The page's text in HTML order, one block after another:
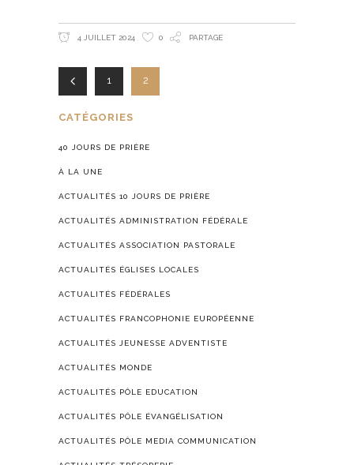
4 JUILLET 2024 0 PARTAGE
1 2
CATÉGORIES
40 JOURS DE PRIÈRE
À LA UNE
ACTUALITÉS 10 JOURS DE PRIÈRE
ACTUALITÉS ADMINISTRATION FÉDÉRALE
ACTUALITÉS ASSOCIATION PASTORALE
ACTUALITÉS ÉGLISES LOCALES
ACTUALITÉS FÉDÉRALES
ACTUALITÉS FRANCOPHONIE EUROPÉENNE
ACTUALITÉS JEUNESSE ADVENTISTE
ACTUALITÉS MONDE
ACTUALITÉS PÔLE EDUCATION
ACTUALITÉS PÔLE ÉVANGÉLISATION
ACTUALITÉS PÔLE MEDIA COMMUNICATION